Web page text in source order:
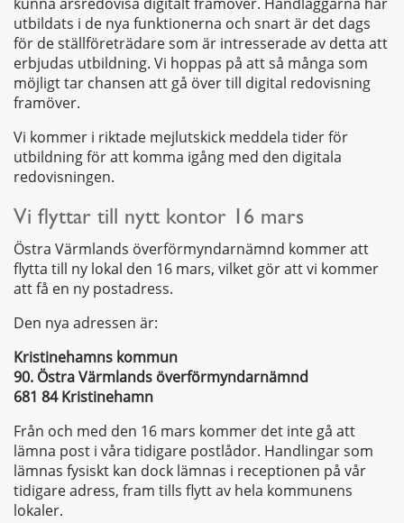
utbildats i de nya funktionerna och snart är det dags
för de ställföreträdare som är intresserade av detta att
erbjudas utbildning. Vi hoppas på att så många som
möjligt tar chansen att gå över till digital redovisning
framöver.
Vi kommer i riktade mejlutskick meddela tider för
utbildning för att komma igång med den digitala
redovisningen.
Vi flyttar till nytt kontor 16 mars
Östra Värmlands överförmyndarnämnd kommer att
flytta till ny lokal den 16 mars, vilket gör att vi kommer
att få en ny postadress.
Den nya adressen är:
Kristinehamns kommun
90. Östra Värmlands överförmyndarnämnd
681 84 Kristinehamn
Från och med den 16 mars kommer det inte gå att
lämna post i våra tidigare postlådor. Handlingar som
lämnas fysiskt kan dock lämnas i receptionen på vår
tidigare adress, fram tills flytt av hela kommunens
lokaler.